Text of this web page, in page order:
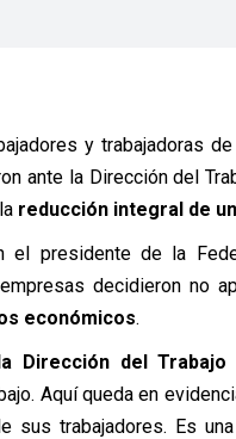
y trabajadoras
ante la Dirección del
reducción integral de
el presidente de la
decidieron no
económicos.
Dirección del
Aquí queda en
sus trabajadores. Es